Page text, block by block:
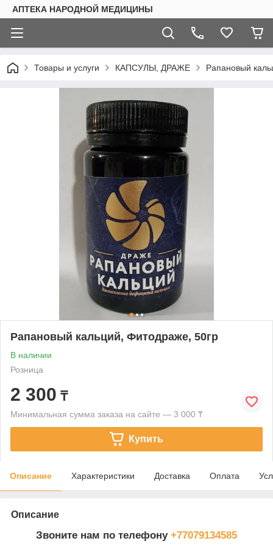
АПТЕКА НАРОДНОЙ МЕДИЦИНЫ
Товары и услуги КАПСУЛЫ, ДРАЖЕ Рапановый
Рапановый кальций, Фитодраже, 50гр
В наличии
Розница
2 300 ₸
Минимальная сумма заказа на сайте — 3 000 ₸
Купить
Описание Характеристики Доставка Оплата
Описание
Звоните нам по телефону +77079134585